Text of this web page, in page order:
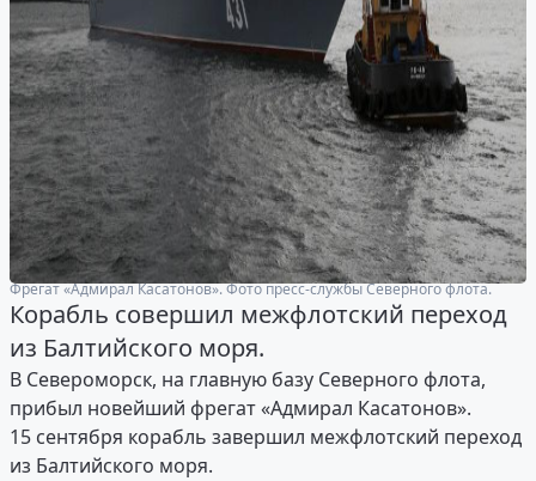
Фрегат «Адмирал Касатонов». Фото пресс-службы Северного флота.
Корабль совершил межфлотский переход
из Балтийского моря.
В Североморск, на главную базу Северного флота,
прибыл новейший фрегат «Адмирал Касатонов».
15 сентября корабль завершил межфлотский переход
из Балтийского моря.